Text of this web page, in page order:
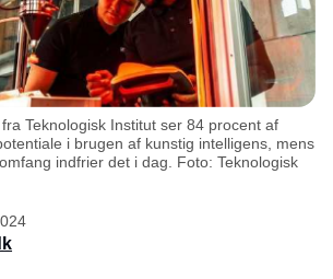
Teknologisk Institut ser 84 procent af
i brugen af kunstig intelligens, mens
indfrier det i dag. Foto: Teknologisk